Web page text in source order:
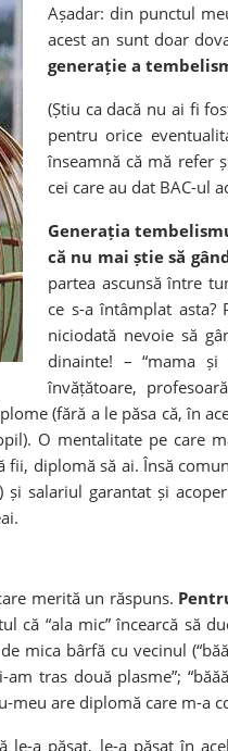
Așadar: din punctul
acest an sunt doar
generație a
(Știu ca dacă nu ai fi
pentru orice
înseamnă că mă refer
cei care au dat BAC-ul
Generația
că nu mai știe să
partea ascunsă între
ce s-a întâmplat
niciodată nevoie să
dinainte! – “mama și
învățătoare,
(fără a le păsa că, în
O mentalitate pe care
diplomă să ai. Însă
salariul garantat și
merită un răspuns.
că “ala mic” încearcă să
mica bârfă cu vecinul
tras două plasme”;
meu are diplomă care m-a
le-a păsat, le-a păsat în